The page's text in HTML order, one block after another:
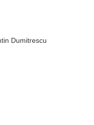
Dumitrescu